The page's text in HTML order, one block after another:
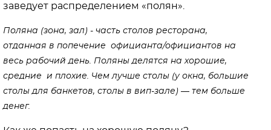
заведует распределением «полян».
Поляна (зона, зал) - часть столов ресторана,
отданная в попечение официанта/официантов на
весь рабочий день. Поляны делятся на хорошие,
средние и плохие. Чем лучше столы (у окна, большие
столы для банкетов, столы в вип-зале) — тем больше
денег.